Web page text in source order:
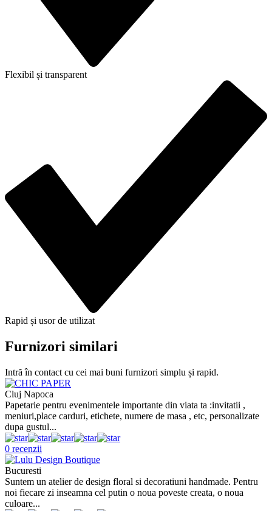
Flexibil și transparent
Rapid și usor de utilizat
Furnizori similari
Intră în contact cu cei mai buni furnizori simplu și rapid.
Cluj Napoca
Papetarie pentru evenimentele importante din viata ta :invitatii ,
meniuri,place carduri, etichete, numere de masa , etc, personalizate
dupa gustul...
0 recenzii
Bucuresti
Suntem un atelier de design floral si decoratiuni handmade. Pentru
noi fiecare zi inseamna cel putin o noua poveste creata, o noua
culoare...